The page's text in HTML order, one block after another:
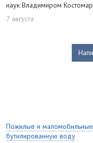
наук Владимиром
7 августа
Пожилые и
бутилированную воду